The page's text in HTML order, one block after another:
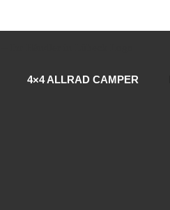
4×4 ALLRAD CAMPER